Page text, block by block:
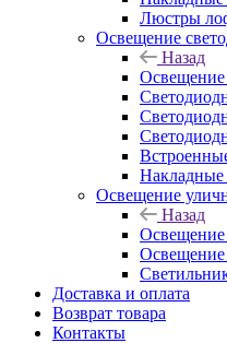
Люстры
Освещение
Назад
Освещение
Накладные
Освещение
Назад
Освещение
Освещение
Доставка и оплата
Возврат товара
Контакты